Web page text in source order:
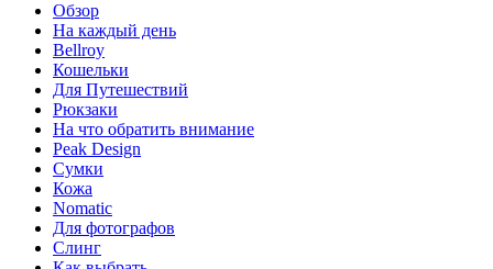
Обзор
На каждый день
Bellroy
Кошельки
Для Путешествий
Рюкзаки
На что обратить внимание
Peak Design
Сумки
Кожа
Nomatic
Для фотографов
Слинг